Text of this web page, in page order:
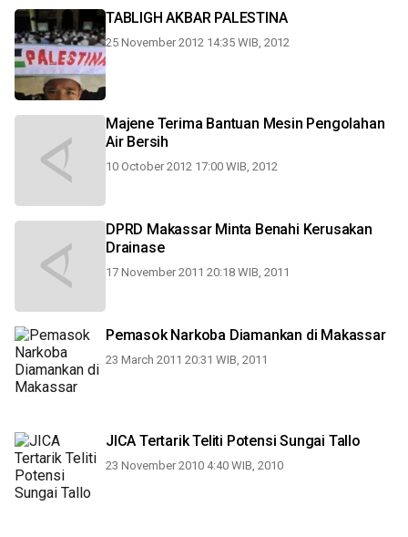
TABLIGH AKBAR PALESTINA
25 November 2012 14:35 WIB, 2012
Majene Terima Bantuan Mesin Pengolahan
Air Bersih
10 October 2012 17:00 WIB, 2012
DPRD Makassar Minta Benahi Kerusakan
Drainase
17 November 2011 20:18 WIB, 2011
Pemasok Narkoba Diamankan di Makassar
23 March 2011 20:31 WIB, 2011
JICA Tertarik Teliti Potensi Sungai Tallo
23 November 2010 4:40 WIB, 2010